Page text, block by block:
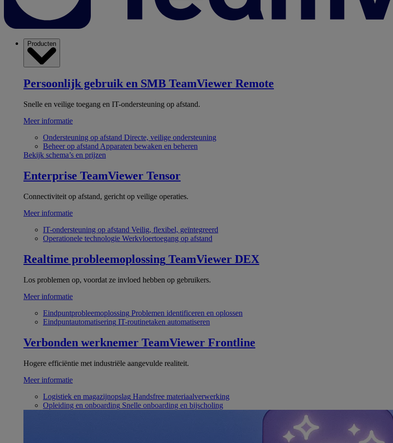
Producten
Persoonlijk gebruik en SMB TeamViewer Remote
Snelle en veilige toegang en IT-ondersteuning op afstand.
Meer informatie
Ondersteuning op afstand Directe, veilige ondersteuning
Beheer op afstand Apparaten bewaken en beheren
Bekijk schema’s en prijzen
Enterprise TeamViewer Tensor
Connectiviteit op afstand, gericht op veilige operaties.
Meer informatie
IT-ondersteuning op afstand Veilig, flexibel, geïntegreerd
Operationele technologie Werkvloertoegang op afstand
Realtime probleemoplossing TeamViewer DEX
Los problemen op, voordat ze invloed hebben op gebruikers.
Meer informatie
Eindpuntprobleemoplossing Problemen identificeren en oplossen
Eindpuntautomatisering IT-routinetaken automatiseren
Verbonden werknemer TeamViewer Frontline
Hogere efficiëntie met industriële aangevulde realiteit.
Meer informatie
Logistiek en magazijnopslag Handsfree materiaalverwerking
Opleiding en onboarding Snelle onboarding en bijscholing